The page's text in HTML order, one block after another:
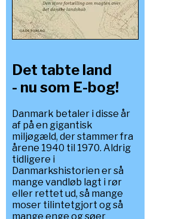
Det tabte land
- nu som E-bog!
Danmark betaler i disse år
af på en gigantisk
miljøgæld, der stammer fra
årene 1940 til 1970. Aldrig
tidligere i
Danmarkshistorien er så
mange vandløb lagt i rør
eller rettet ud, så mange
moser tilintetgjort og så
mange enge og søer